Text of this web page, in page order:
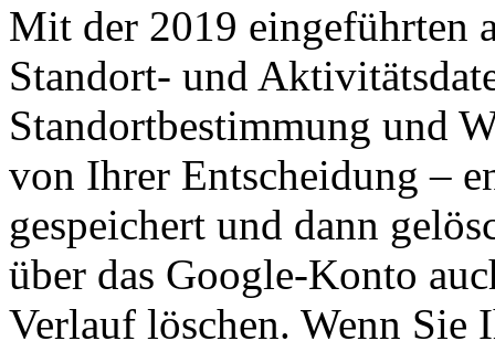
Mit der 2019 eingeführten
Standort- und
Standortbestimmung und
von Ihrer Entscheidung –
gespeichert und dann
über das Google-Konto
Verlauf löschen. Wenn Sie